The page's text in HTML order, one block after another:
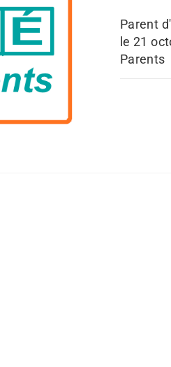
Parent
le 21
Parents